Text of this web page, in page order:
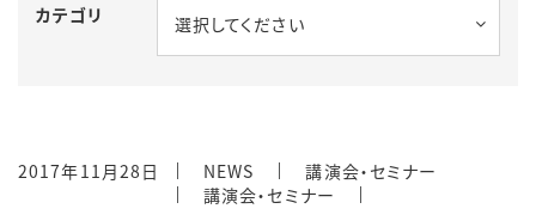
カテゴリ 選択してください
2017年11月28日 NEWS
講演会・セミナー
講演会・セミナー